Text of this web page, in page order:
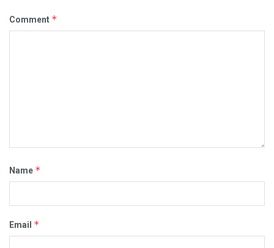
Comment *
Name *
Email *